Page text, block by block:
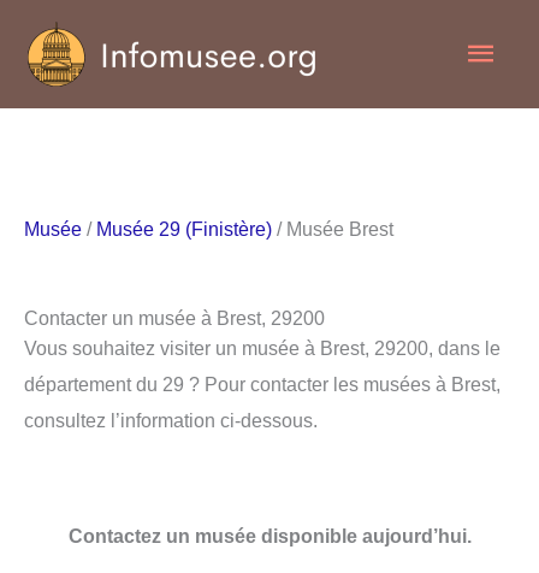
contenu
Musée / Musée 29 (Finistère) / Musée Brest
Contacter un musée à Brest, 29200
Vous souhaitez visiter un musée à Brest, 29200, dans le
département du 29 ? Pour contacter les musées à Brest,
consultez l’information ci-dessous.
Contactez un musée disponible aujourd’hui.